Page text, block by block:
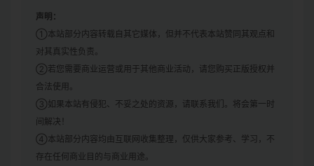
声明：
①本站部分内容转载自其它媒体，但并不代表本站赞同其观点和
对其真实性负责。
②若您需要商业运营或用于其他商业活动，请您购买正版授权并
合法使用。
③如果本站有侵犯、不妥之处的资源，请联系我们。将会第一时
间解决！
④本站部分内容均由互联网收集整理，仅供大家参考、学习，不
存在任何商业目的与商业用途。